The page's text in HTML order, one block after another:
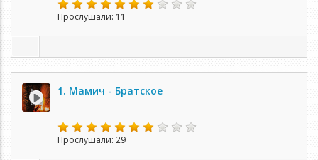
Прослушали: 11
1. Мамич - Братское
Прослушали: 29